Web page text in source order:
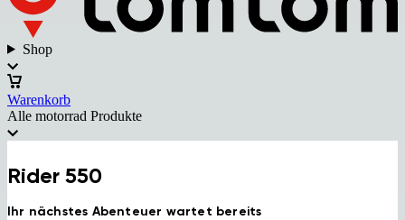
Shop
Warenkorb
Alle motorrad Produkte
Rider 550
Ihr nächstes Abenteuer wartet bereits